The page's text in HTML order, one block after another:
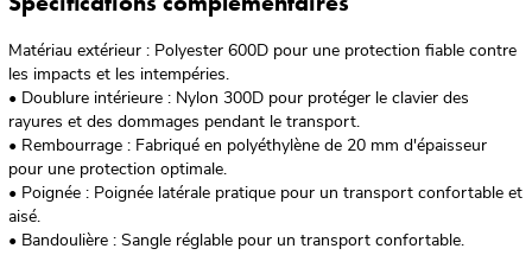
Matériau extérieur : Polyester 600D pour une protection fiable contre
les impacts et les intempéries.
• Doublure intérieure : Nylon 300D pour protéger le clavier des
rayures et des dommages pendant le transport.
• Rembourrage : Fabriqué en polyéthylène de 20 mm d'épaisseur
pour une protection optimale.
• Poignée : Poignée latérale pratique pour un transport confortable et
aisé.
• Bandoulière : Sangle réglable pour un transport confortable.